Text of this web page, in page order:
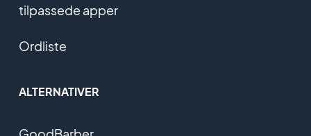
tilpassede apper
Ordliste
ALTERNATIVER